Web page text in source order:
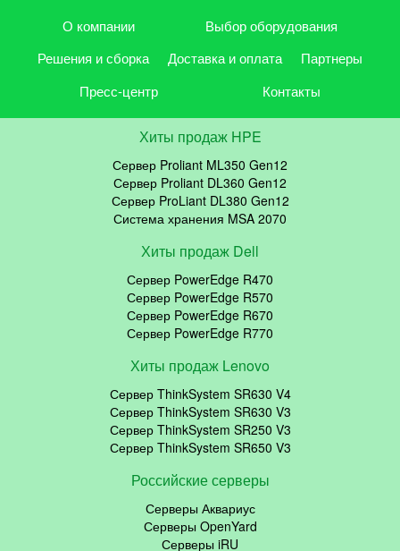
О компании
Выбор оборудования
Решения и сборка
Доставка и оплата
Партнеры
Пресс-центр
Контакты
Хиты продаж HPE
Сервер Proliant ML350 Gen12
Сервер Proliant DL360 Gen12
Сервер ProLiant DL380 Gen12
Система хранения MSA 2070
Хиты продаж Dell
Сервер PowerEdge R470
Сервер PowerEdge R570
Сервер PowerEdge R670
Сервер PowerEdge R770
Хиты продаж Lenovo
Сервер ThinkSystem SR630 V4
Сервер ThinkSystem SR630 V3
Сервер ThinkSystem SR250 V3
Сервер ThinkSystem SR650 V3
Российские серверы
Серверы Аквариус
Серверы OpenYard
Серверы iRU